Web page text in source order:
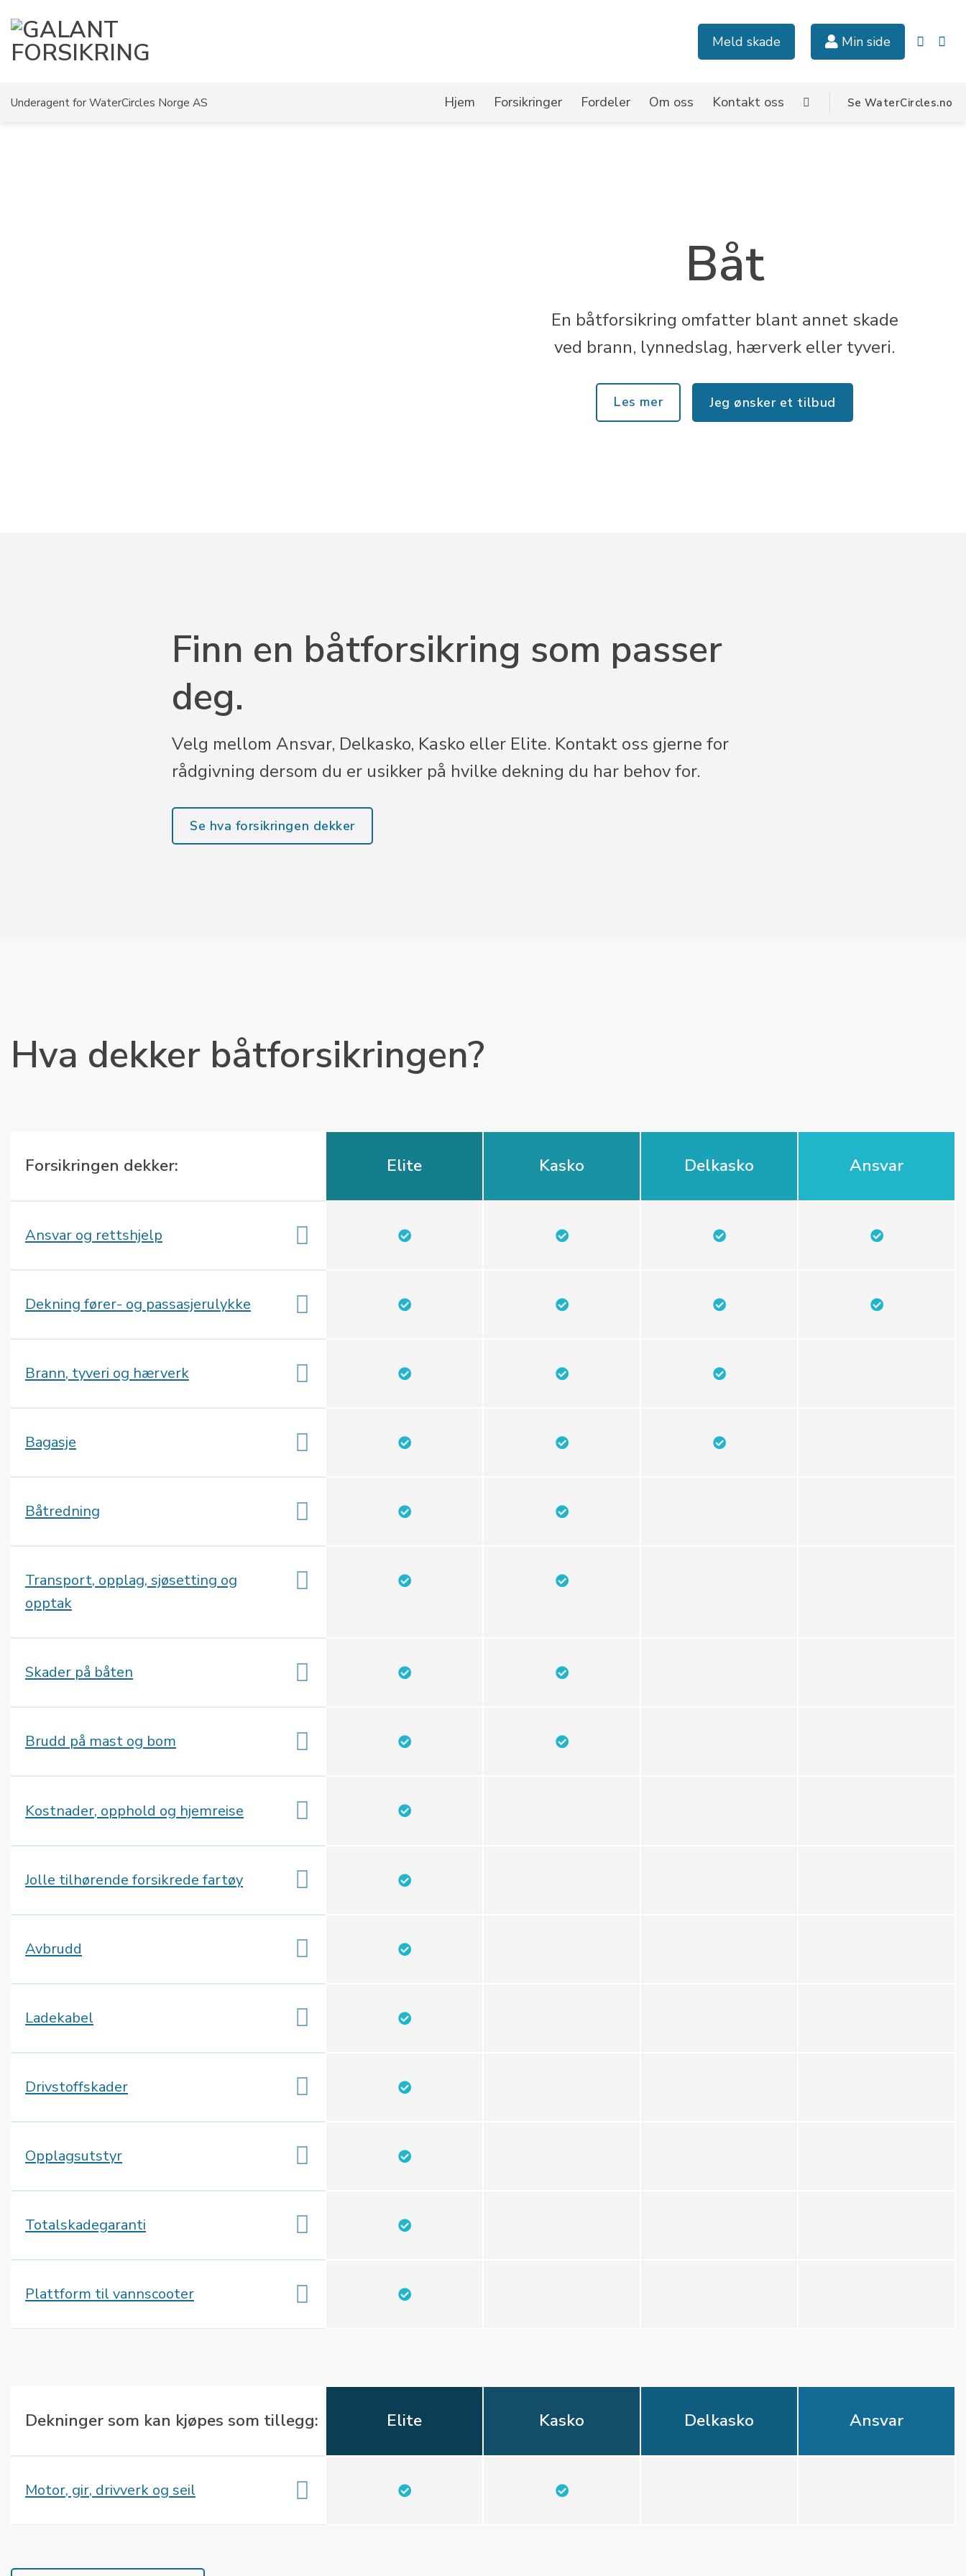
to
content
Meld skade Min side
Underagent for WaterCircles Norge AS Hjem Forsikringer Fordeler Om oss Kontakt oss Se WaterCircles.no
Båt
En båtforsikring omfatter blant annet skade
ved brann, lynnedslag, hærverk eller tyveri.
Les mer Jeg ønsker et tilbud
Finn en båtforsikring som passer
deg.
Velg mellom Ansvar, Delkasko, Kasko eller Elite. Kontakt oss gjerne for
rådgivning dersom du er usikker på hvilke dekning du har behov for.
Se hva forsikringen dekker
Hva dekker båtforsikringen?
Forsikringen dekker: Elite Kasko Delkasko Ansvar
Ansvar og rettshjelp
Dekning fører- og passasjerulykke
Brann, tyveri og hærverk
Bagasje
Båtredning
Transport, opplag, sjøsetting og
opptak
Skader på båten
Brudd på mast og bom
Kostnader, opphold og hjemreise
Jolle tilhørende forsikrede fartøy
Avbrudd
Ladekabel
Drivstoffskader
Opplagsutstyr
Totalskadegaranti
Plattform til vannscooter
Dekninger som kan kjøpes som tillegg: Elite Kasko Delkasko Ansvar
Motor, gir, drivverk og seil